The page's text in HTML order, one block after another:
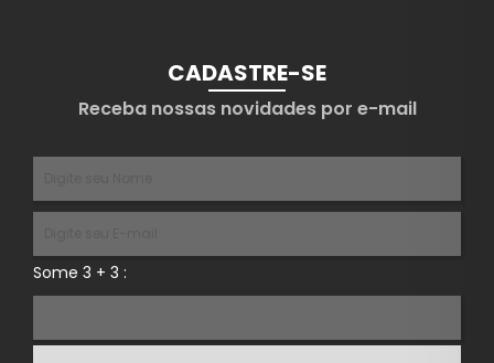
CADASTRE-SE
Receba nossas novidades por e-mail
Some 3 + 3 :